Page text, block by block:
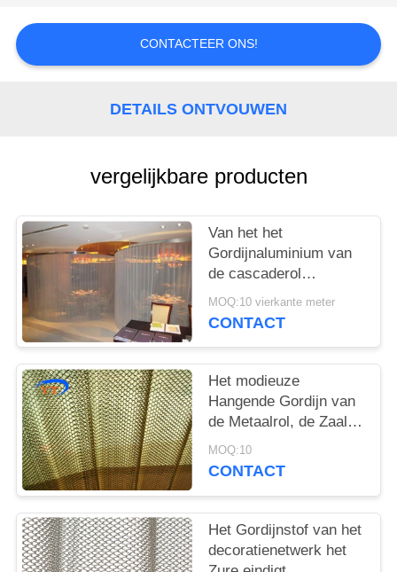
SITEMAP
CONTACTEER ONS!
DETAILS ONTVOUWEN
vergelijkbare producten
Van het het
Gordijnaluminium van
de cascaderol
Architecturaal de
Legeringsmateriaal
MOQ:10 vierkante meter
CONTACT
Het modieuze
Hangende Gordijn van
de Metaalrol, de Zaal
van het de
Stoffengordijn van het
MOQ:10
CONTACT
Het Gordijnstof van het
decoratienetwerk het